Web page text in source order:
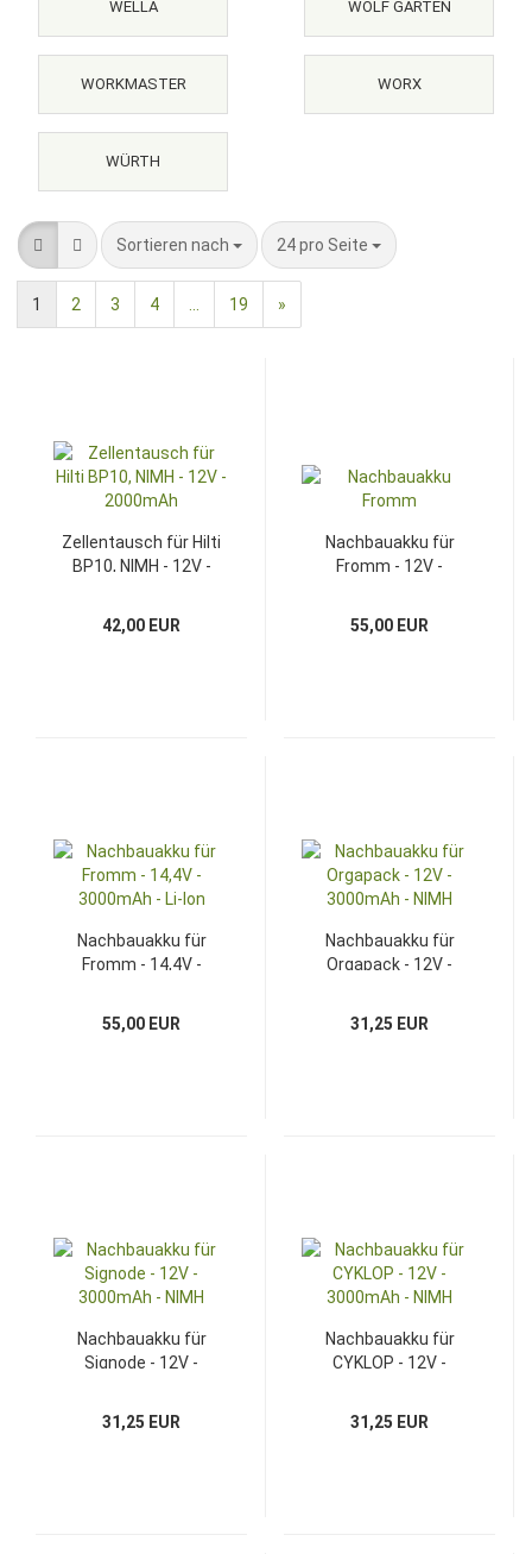
WELLA WOLF GARTEN
WORKMASTER WORX
WÜRTH
Sortieren nach
Sortieren nach 24 pro Seite
pro Seite
1 2 3 4 19 »
Zellentausch für Hilti
BP10, NIMH - 12V -
42,00 EUR
Nachbauakku für
Fromm - 12V -
55,00 EUR
Nachbauakku für
Fromm - 14,4V -
55,00 EUR
Nachbauakku für
Orgapack - 12V -
31,25 EUR
Nachbauakku für
Signode - 12V -
31,25 EUR
Nachbauakku für
CYKLOP - 12V -
31,25 EUR